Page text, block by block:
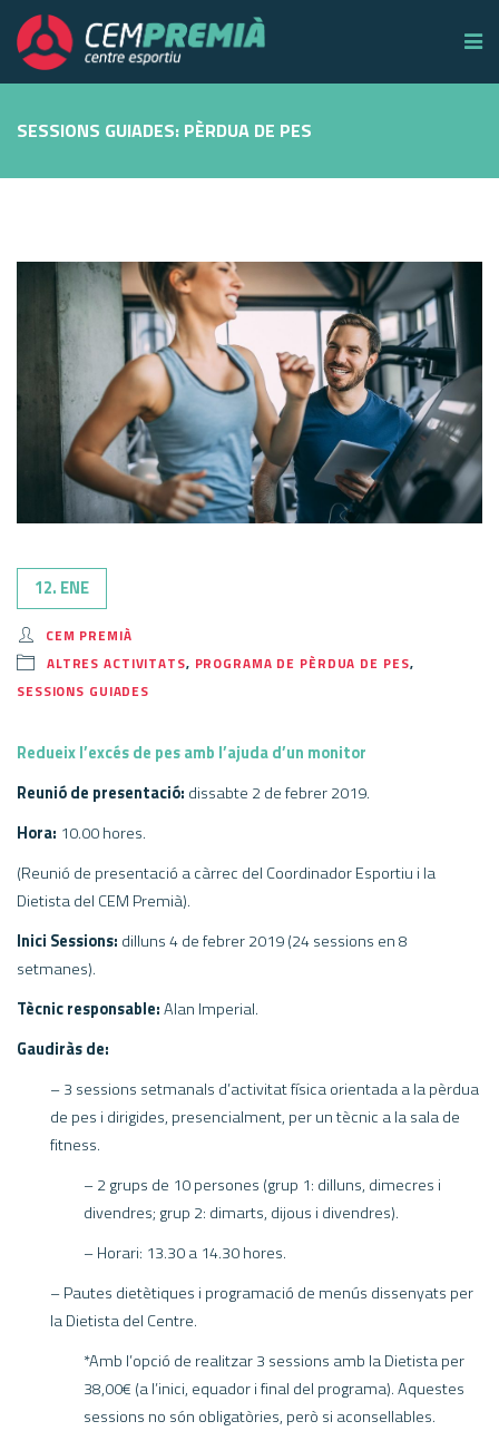
SESSIONS GUIADES: PÈRDUA DE PES
12. ENE
CEM PREMIÀ
ALTRES ACTIVITATS, PROGRAMA DE PÈRDUA DE PES,
SESSIONS GUIADES
Redueix l’excés de pes amb l’ajuda d’un monitor
Reunió de presentació: dissabte 2 de febrer 2019.
Hora: 10.00 hores.
(Reunió de presentació a càrrec del Coordinador Esportiu i la
Dietista del CEM Premià).
Inici Sessions: dilluns 4 de febrer 2019 (24 sessions en 8
setmanes).
Tècnic responsable:Alan Imperial.
Gaudiràs de:
– 3 sessions setmanals d’activitat física orientada a la pèrdua
de pes i dirigides, presencialment, per un tècnic a la sala de
fitness.
– 2 grups de 10 persones (grup 1: dilluns, dimecres i
divendres; grup 2: dimarts, dijous i divendres).
– Horari: 13.30 a 14.30 hores.
– Pautes dietètiques i programació de menús dissenyats per
la Dietista del Centre.
*Amb l’opció de realitzar 3 sessions amb la Dietista per
38,00€ (a l’inici, equador i final del programa). Aquestes
sessions no són obligatòries, però si aconsellables.